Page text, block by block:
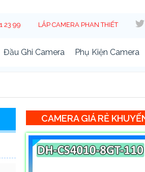
23 99 LẮP CAMERA PHAN THIẾT
Đầu Ghi Camera Phụ Kiện Camera
CAMERA GIÁ RẺ